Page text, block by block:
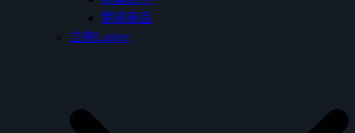
期貨商品
立徠Laister